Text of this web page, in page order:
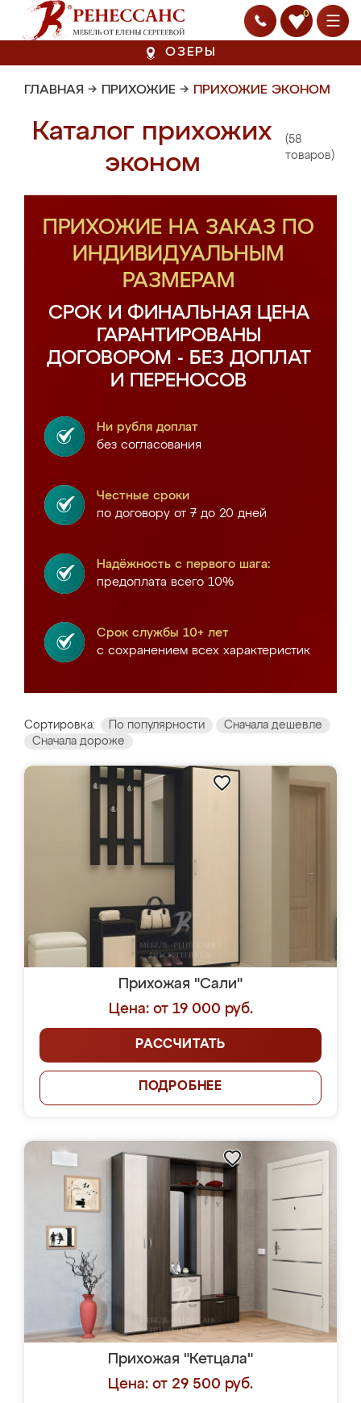
0
ОЗЕРЫ
ГЛАВНАЯ → ПРИХОЖИЕ → ПРИХОЖИЕ ЭКОНОМ
Каталог прихожих
эконом
(58
товаров)
ПРИХОЖИЕ НА ЗАКАЗ ПО
ИНДИВИДУАЛЬНЫМ
РАЗМЕРАМ
СРОК И ФИНАЛЬНАЯ ЦЕНА
ГАРАНТИРОВАНЫ
ДОГОВОРОМ - БЕЗ ДОПЛАТ
И ПЕРЕНОСОВ
Ни рубля доплат
без согласования
Честные сроки
по договору от 7 до 20 дней
Надёжность с первого шага:
предоплата всего 10%
Срок службы 10+ лет
с сохранением всех характеристик
Сортировка: По популярности
Сначала дешевле
Сначала дороже
Прихожая "Сали"
Цена: от 19 000 руб.
РАССЧИТАТЬ
ПОДРОБНЕЕ
Прихожая "Кетцала"
Цена: от 29 500 руб.